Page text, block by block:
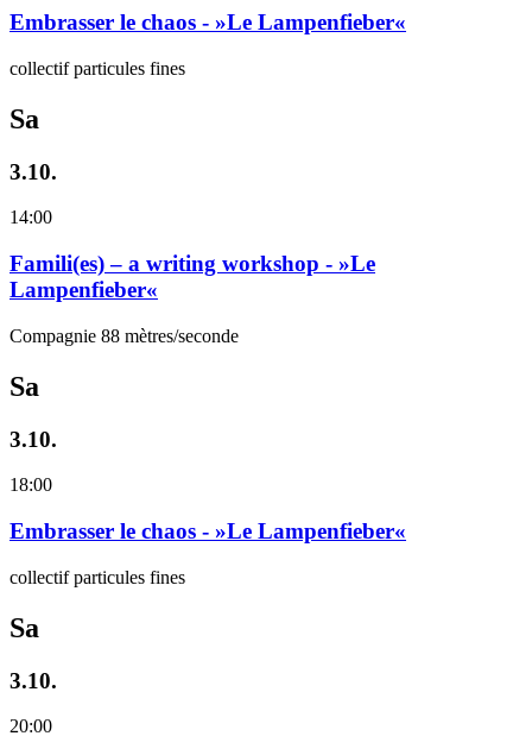
Embrasser le chaos - »Le Lampenfieber«
collectif particules fines
Sa
3.10.
14:00
Famili(es) – a writing workshop - »Le
Lampenfieber«
Compagnie 88 mètres/seconde
Sa
3.10.
18:00
Embrasser le chaos - »Le Lampenfieber«
collectif particules fines
Sa
3.10.
20:00